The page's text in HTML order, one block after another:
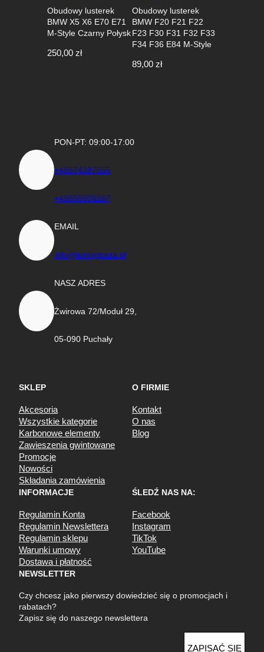
Obudowy lusterek
BMW X5 X6 E70 E71
M-Style Czarny Połysk
250,00 zł
Obudowy lusterek
BMW F20 F21 F22
F23 F30 F31 F32 F33
F34 F36 E84 M-Style
89,00 zł
PON-PT: 09:00-17:00
+48574397555
+48666606267
EMAIL
info@tuningbaza.pl
NASZ ADRES
Żwirowa 72/Moduł 29,
05-090 Puchały
SKLEP
Akcesoria
Wszystkie kategorie
Karbonowe elementy
Zawieszenia gwintowane
Promocje
Nowości
Składania zamówienia
O FIRMIE
Kontakt
O nas
Blog
INFORMACJE
Regulamin Konta
Regulamin Newslettera
Regulamin sklepu
Warunki umowy
Dostawa i płatność
ŚLEDŹ NAS NA:
Facebook
Instagram
TikTok
YouTube
NEWSLETTER
Czy chcesz jako pierwszy dowiedzieć się o promocjach i
rabatach?
Zapisz się do naszego newslettera
ZAPISAĆ SIĘ